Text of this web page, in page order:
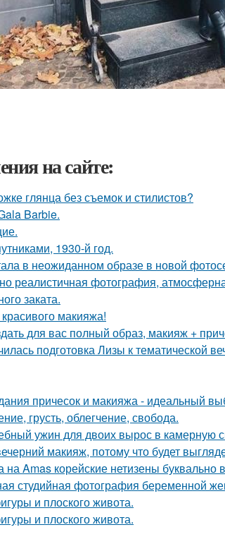
на сайте:
глянца без съемок и стилистов?
Barbie.
1930-й год.
в неожиданном образе в новой
реалистичная фотография,
заката.
макияжа!
для вас полный образ, макияж +
подготовка Лизы к тематической
причесок и макияжа - идеальный
грусть, облегчение, свобода.
ужин для двоих вырос в камерную
макияж, потому что будет
Amas корейские нетизены буквально
студийная фотография беременной
и плоского живота.
и плоского живота.